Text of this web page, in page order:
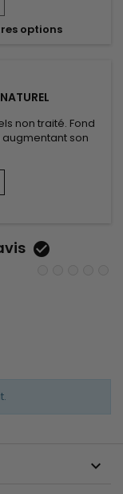
offrant une...
options
non traité. Fond
son
doux, et légers,
ils offre une forte
à laver, ils ne
durée et un durée

